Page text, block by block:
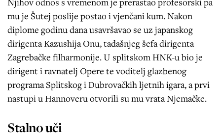
mu je Šutej poslije postao i vjenčani kum. Nakon
diplome godinu dana usavršavao se uz japanskog
dirigenta Kazushija Onu, tadašnjeg šefa dirigenta
Zagrebačke filharmonije. U splitskom HNK-u bio je
dirigent i ravnatelj Opere te voditelj glazbenog
programa Splitskog i Dubrovačkih ljetnih igara, a prvi
nastupi u Hannoveru otvorili su mu vrata Njemačke.
Stalno uči